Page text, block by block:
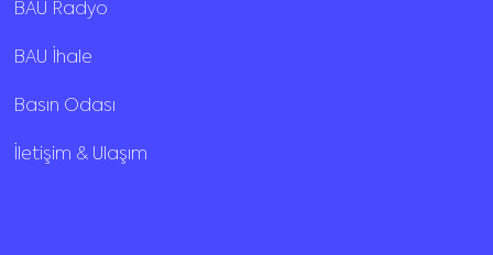
BAU Radyo
BAU İhale
Basın Odası
İletişim & Ulaşım